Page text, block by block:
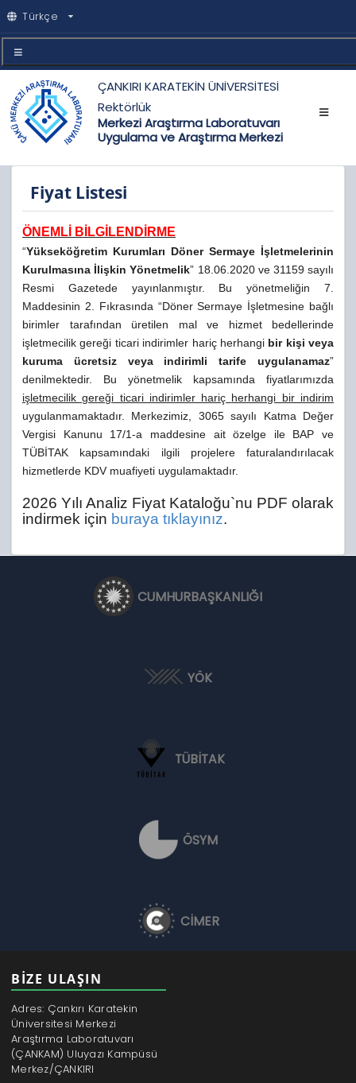
Türkçe
ÇANKIRI KARATEKİN ÜNİVERSİTESİ
Rektörlük
Merkezi Araştırma Laboratuvarı
Uygulama ve Araştırma Merkezi
Fiyat Listesi
ÖNEMLİ BİLGİLENDİRME
“Yükseköğretim Kurumları Döner Sermaye İşletmelerinin
Kurulmasına İlişkin Yönetmelik” 18.06.2020 ve 31159 sayılı
Resmi Gazetede yayınlanmıştır. Bu yönetmeliğin 7.
Maddesinin 2. Fıkrasında “Döner Sermaye İşletmesine bağlı
birimler tarafından üretilen mal ve hizmet bedellerinde
işletmecilik gereği ticari indirimler hariç herhangi bir kişi veya
kuruma ücretsiz veya indirimli tarife uygulanamaz”
denilmektedir. Bu yönetmelik kapsamında fiyatlarımızda
işletmecilik gereği ticari indirimler hariç herhangi bir indirim
uygulanmamaktadır. Merkezimiz, 3065 sayılı Katma Değer
Vergisi Kanunu 17/1-a maddesine ait özelge ile BAP ve
TÜBİTAK kapsamındaki ilgili projelere faturalandırılacak
hizmetlerde KDV muafiyeti uygulamaktadır.
2026 Yılı Analiz Fiyat Kataloğu`nu PDF olarak
indirmek için buraya tıklayınız.
CUMHURBAŞKANLIĞI
YÖK
TÜBİTAK
ÖSYM
CİMER
BİZE ULAŞIN
Adres: Çankırı Karatekin
Üniversitesi Merkezi
Araştırma Laboratuvarı
(ÇANKAM) Uluyazı Kampüsü
Merkez/ÇANKIRI